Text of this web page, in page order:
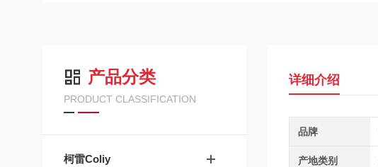
产品分类
PRODUCT CLASSIFICATION
柯雷Coliy
详细介绍
品牌
产地类别